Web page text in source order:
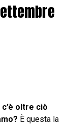
oltre ciò
È questa la